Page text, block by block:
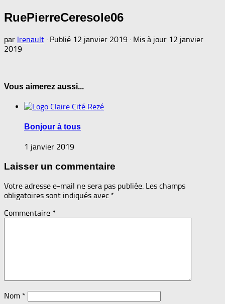
RuePierreCeresole06
par lrenault · Publié 12 janvier 2019 · Mis à jour 12 janvier
2019
Vous aimerez aussi...
Bonjour à tous
1 janvier 2019
Laisser un commentaire
Votre adresse e-mail ne sera pas publiée. Les champs
obligatoires sont indiqués avec *
Commentaire *
Nom *